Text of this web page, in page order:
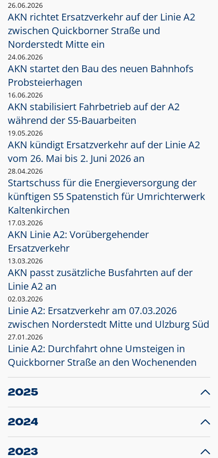
26.06.2026
AKN richtet Ersatzverkehr auf der Linie A2
zwischen Quickborner Straße und
Norderstedt Mitte ein
24.06.2026
AKN startet den Bau des neuen Bahnhofs
Probsteierhagen
16.06.2026
AKN stabilisiert Fahrbetrieb auf der A2
während der S5-Bauarbeiten
19.05.2026
AKN kündigt Ersatzverkehr auf der Linie A2
vom 26. Mai bis 2. Juni 2026 an
28.04.2026
Startschuss für die Energieversorgung der
künftigen S5 Spatenstich für Umrichterwerk
Kaltenkirchen
17.03.2026
AKN Linie A2: Vorübergehender
Ersatzverkehr
13.03.2026
AKN passt zusätzliche Busfahrten auf der
Linie A2 an
02.03.2026
Linie A2: Ersatzverkehr am 07.03.2026
zwischen Norderstedt Mitte und Ulzburg Süd
27.01.2026
Linie A2: Durchfahrt ohne Umsteigen in
Quickborner Straße an den Wochenenden
2025
23.12.2025
Projekt S5: Start der Bauarbeiten am
2024
10.12.2024
Großprojekt S5: Sperrung der Bahnstraße in
2023